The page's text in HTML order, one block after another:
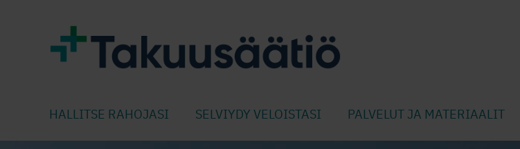
HALLITSE RAHOJASI SELVIYDY VELOISTASI PALVELUT JA MATERIAALIT